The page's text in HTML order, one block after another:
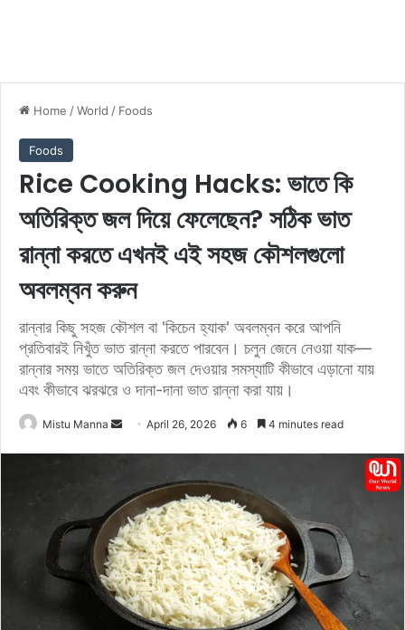
Home /World / Foods
Foods
Rice Cooking Hacks: ভাতে কি
অতিরিক্ত জল দিয়ে ফেলেছেন? সঠিক ভাত
রান্না করতে এখনই এই সহজ কৌশলগুলো
অবলম্বন করুন
রান্নার কিছু সহজ কৌশল বা 'কিচেন হ্যাক' অবলম্বন করে আপনি
প্রতিবারই নিখুঁত ভাত রান্না করতে পারবেন। চলুন জেনে নেওয়া যাক—
রান্নার সময় ভাতে অতিরিক্ত জল দেওয়ার সমস্যাটি কীভাবে এড়ানো যায়
এবং কীভাবে ঝরঝরে ও দানা-দানা ভাত রান্না করা যায়।
Mistu Manna
a
n
e
m
a
i
April 26, 2026 6 4 minutes read